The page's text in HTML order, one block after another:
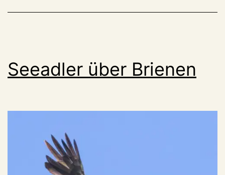
fest
Seeadler über Brienen